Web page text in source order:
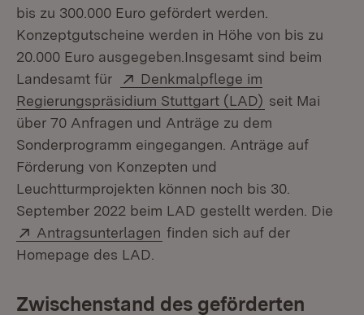
bis zu 300.000 Euro gefördert werden.
Konzeptgutscheine werden in Höhe von bis zu
20.000 Euro ausgegeben.Insgesamt sind beim
Landesamt für
Extern:
Denkmalpflege im
Regierungspräsidium Stuttgart (LAD) (Öffnet in
seit Mai
über 70 Anfragen und Anträge zu dem
Sonderprogramm eingegangen. Anträge auf
Förderung von Konzepten und
Leuchtturmprojekten können noch bis 30.
September 2022 beim LAD gestellt werden. Die
Extern:
Antragsunterlagen (Öffnet in neuem Fenster)
finden sich auf der
Homepage des LAD.
Zwischenstand des geförderten